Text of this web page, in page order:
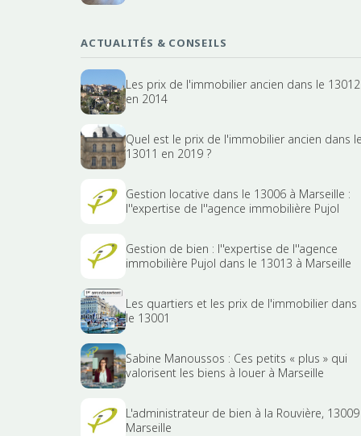
ACTUALITÉS & CONSEILS
Les prix de l'immobilier ancien dans le 13012
en 2014
Quel est le prix de l'immobilier ancien dans
13011 en 2019 ?
Gestion locative dans le 13006 à Marseille :
l''expertise de l''agence immobilière Pujol
Gestion de bien : l''expertise de l''agence
immobilière Pujol dans le 13013 à Marseille
Les quartiers et les prix de l'immobilier dans
le 13001
Sabine Manoussos : Ces petits « plus » qui
valorisent les biens à louer à Marseille
L'administrateur de bien à la Rouvière, 13009
Marseille